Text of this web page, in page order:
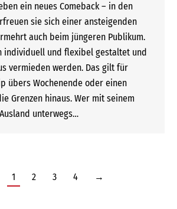
ein neues Comeback – in den
sie sich einer ansteigenden
auch beim jüngeren Publikum.
individuell und flexibel gestaltet und
vermieden werden. Das gilt für
übers Wochenende oder einen
Grenzen hinaus. Wer mit seinem
unterwegs…
1 2 3 4 →